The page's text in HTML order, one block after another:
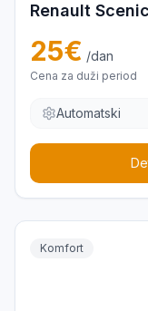
Renault Scenic
25€ /dan
Cena za duži period
Automatski
Komfort